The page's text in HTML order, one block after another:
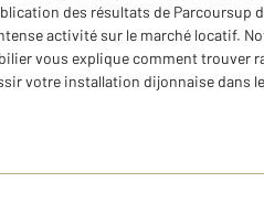
des résultats de Parcoursup
activité sur le marché locatif.
vous explique comment trouver
votre installation dijonnaise dans